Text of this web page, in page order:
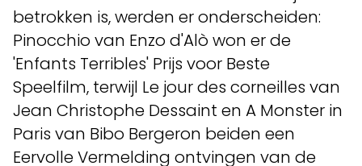
betrokken is, werden er onderscheiden:
Pinocchio van Enzo d'Alò won er de
'Enfants Terribles' Prijs voor Beste
Speelfilm, terwijl Le jour des corneilles van
Jean Christophe Dessaint en A Monster in
Paris van Bibo Bergeron beiden een
Eervolle Vermelding ontvingen van de